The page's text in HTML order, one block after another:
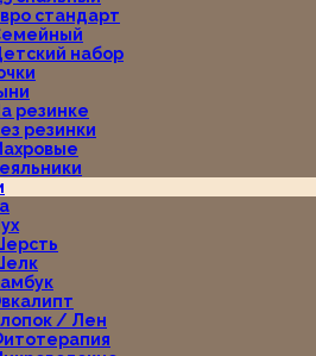
стандарт
набор
резинке
резинки
/ Лен